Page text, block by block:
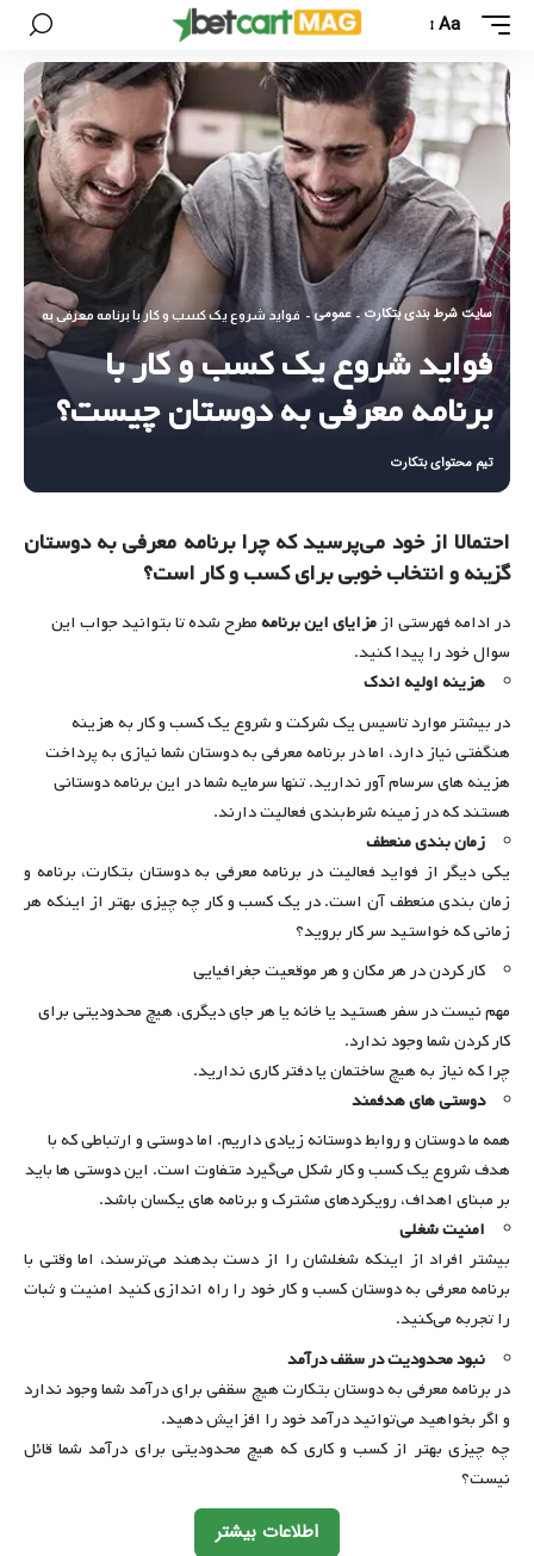
Aa
سایت شرط بندی بتکارت - عمومی - فواید شروع یک کسب و کار با برنامه معرفی به
فواید شروع یک کسب و کار با
برنامه معرفی به دوستان چیست؟
تیم محتوای بتکارت
احتمالا از خود می‌پرسید که چرا برنامه معرفی به دوستان
گزینه و انتخاب خوبی برای کسب و کار است؟
در ادامه فهرستی ازمزایای این برنامهمطرح شده تا بتوانید جواب این
سوال خود را پیدا کنید.
هزینه اولیه اندک
در بیشتر موارد تاسیس یک شرکت و شروع یک کسب و کار به هزینه
هنگفتی نیاز دارد، اما در برنامه معرفی به دوستان شما نیازی به پرداخت
هزینه های سرسام آور ندارید. تنها سرمایه شما در این برنامه دوستانی
هستند که در زمینه شرط‌بندی فعالیت دارند.
زمان بندی منعطف
یکی دیگر از فواید فعالیت در برنامه معرفی به دوستان بتکارت، برنامه و
زمان بندی منعطف آن است. در یک کسب و کار چه چیزی بهتر از اینکه هر
زمانی که خواستید سر کار بروید؟
کار کردن در هر مکان و هر موقعیت جغرافیایی
مهم نیست در سفر هستید یا خانه یا هر جای دیگری، هیچ محدودیتی برای
کار کردن شما وجود ندارد.
چرا که نیاز به هیچ ساختمان یا دفتر کاری ندارید.
دوستی های هدفمند
همه ما دوستان و روابط دوستانه زیادی داریم. اما دوستی و ارتباطی که با
هدف شروع یک کسب و کار شکل می‌گیرد متفاوت است. این دوستی ها باید
بر مبنای اهداف، رویکردهای مشترک و برنامه های یکسان باشد.
امنیت شغلی
بیشتر افراد از اینکه شغلشان را از دست بدهند می‌ترسند، اما وقتی با
برنامه معرفی به دوستان کسب و کار خود را راه‌ اندازی کنید امنیت و ثبات
را تجربه می‌کنید.
نبود محدودیت در سقف درآمد
در برنامه معرفی به دوستان بتکارت هیچ سقفی برای درآمد شما وجود ندارد
و اگر بخواهید می‌توانید درآمد خود را افزایش دهید.
چه چیزی بهتر از کسب و کاری که هیچ محدودیتی برای درآمد شما قائل
نیست؟
اطلاعات بیشتر